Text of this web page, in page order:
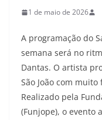
1 de maio de 2026
A programação do
semana será no
Dantas. O artista
São João com
Realizado pela
(Funjope), o evento